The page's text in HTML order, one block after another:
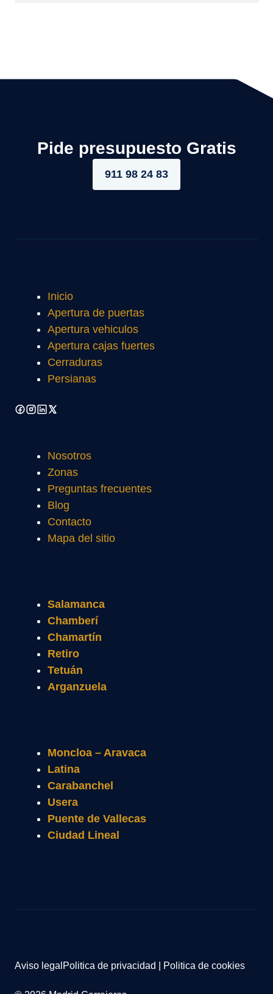
Pide presupuesto Gratis
911 98 24 83
Inicio
Apertura de puertas
Apertura vehiculos
Apertura cajas fuertes
Cerraduras
Persianas
Nosotros
Zonas
Preguntas frecuentes
Blog
Contacto
Mapa del sitio
Salamanca
Chamberí
Chamartín
Retiro
Tetuán
Arganzuela
Moncloa – Aravaca
Latina
Carabanchel
Usera
Puente de Vallecas
Ciudad Lineal
Aviso legal Politica de privacidad Politica de cookies